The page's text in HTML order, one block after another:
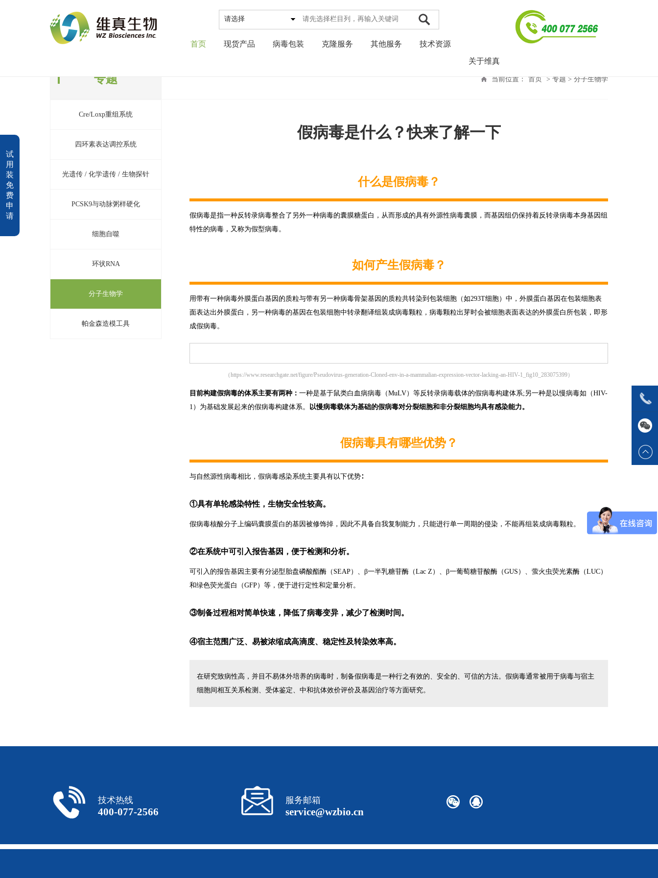
请选择
首页 现货产品 病毒包装 克隆服务 其他服务 技术资源
关于维真
专题
Cre/Loxp重组系统
四环素表达调控系统
光遗传 / 化学遗传 / 生物探针
PCSK9与动脉粥样硬化
细胞自噬
环状RNA
分子生物学
帕金森造模工具
当前位置： 首页 > 专题 > 分子生物学
假病毒是什么？快来了解一下
什么是假病毒？
假病毒是指一种反转录病毒整合了另外一种病毒的囊膜糖蛋白，从而形成的具有外源性病毒囊膜，而基因组仍保持着反转录病毒本身基因组
特性的病毒，又称为假型病毒。
如何产生假病毒？
用带有一种病毒外膜蛋白基因的质粒与带有另一种病毒骨架基因的质粒共转染到包装细胞（如293T细胞）中，外膜蛋白基因在包装细胞表
面表达出外膜蛋白，另一种病毒的基因在包装细胞中转录翻译组装成病毒颗粒，病毒颗粒出芽时会被细胞表面表达的外膜蛋白所包装，即形
成假病毒。
（https://www.researchgate.net/figure/Pseudovirus-generation-Cloned-env-in-a-mammalian-expression-vector-lacking-an-HIV-1_fig10_283075399）
目前构建假病毒的体系主要有两种： 一种是基于鼠类白血病病毒（MuLV）等反转录病毒载体的假病毒构建体系;另一种是以慢病毒如（HIV-
1）为基础发展起来的假病毒构建体系。 以慢病毒载体为基础的假病毒对分裂细胞和非分裂细胞均具有感染能力。
假病毒具有哪些优势？
与自然源性病毒相比，假病毒感染系统主要具有以下优势∶
①具有单轮感染特性，生物安全性较高。
假病毒核酸分子上编码囊膜蛋白的基因被修饰掉，因此不具备自我复制能力，只能进行单一周期的侵染，不能再组装成病毒颗粒。
②在系统中可引入报告基因，便于检测和分析。
可引入的报告基因主要有分泌型胎盘磷酸酯酶（SEAP）、β一半乳糖苷酶（Lac Z）、β一葡萄糖苷酸酶（GUS）、萤火虫荧光素酶（LUC）
和绿色荧光蛋白（GFP）等，便于进行定性和定量分析。
③制备过程相对简单快速，降低了病毒变异，减少了检测时间。
④宿主范围广泛、易被浓缩成高滴度、稳定性及转染效率高。
在研究致病性高，并目不易体外培养的病毒时，制备假病毒是一种行之有效的、安全的、可信的方法。假病毒通常被用于病毒与宿主
细胞间相互关系检测、受体鉴定、中和抗体效价评价及基因治疗等方面研究。
试
用
装
免
费
申
请
技术热线
400-077-2566
服务邮箱
service@wzbio.cn